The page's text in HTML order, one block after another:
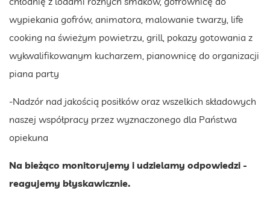
wypiekania gofrów, animatora, malowanie twarzy, life
cooking na świeżym powietrzu, grill, pokazy gotowania z
wykwalifikowanym kucharzem, pianownicę do organizacji
piana party
-Nadzór nad jakością posiłków oraz wszelkich składowych
naszej współpracy przez wyznaczonego dla Państwa
opiekuna
Na bieżąco monitorujemy i udzielamy odpowiedzi -
reagujemy błyskawicznie.